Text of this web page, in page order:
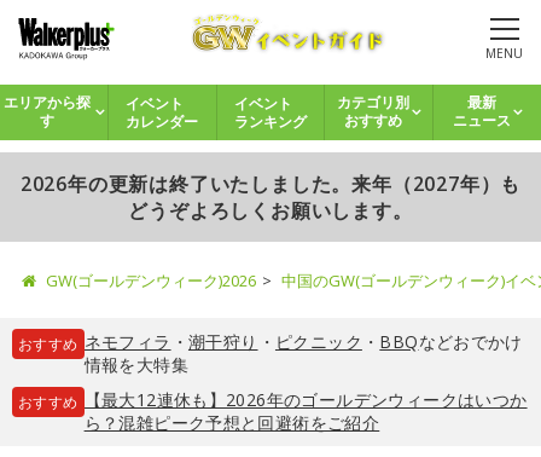
MENU
エリアから探
す
イベント
カレンダー
イベント
ランキング
カテゴリ別
おすすめ
最新
ニュース
2026年の更新は終了いたしました。来年（2027年）も
どうぞよろしくお願いします。
GW(ゴールデンウィーク)2026 中国のGW(ゴールデンウィーク)イ
おすすめ ネモフィラ ・ 潮干狩り ・ ピクニック ・ BBQなどおでかけ
情報を大特集
おすすめ
【最大12連休も】2026年のゴールデンウィークはいつか
ら？混雑ピーク予想と回避術をご紹介